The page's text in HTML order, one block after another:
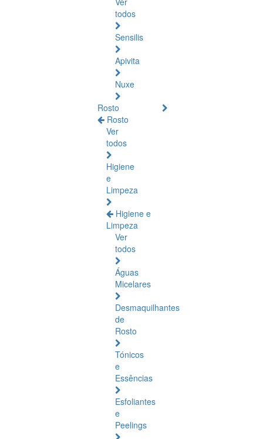
todos
Sensilis
Apivita
Nuxe
Rosto
Rosto
Ver
todos
Higiene
e
Limpeza
Higiene e
Limpeza
Ver
todos
Águas
Micelares
Desmaquilhantes
de
Rosto
Tónicos
e
Essências
Esfoliantes
e
Peelings